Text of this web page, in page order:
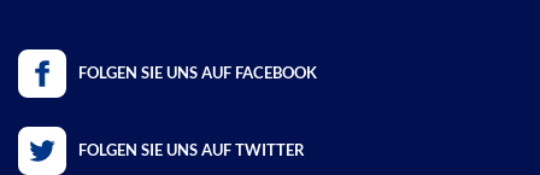
FOLGEN SIE UNS AUF FACEBOOK
FOLGEN SIE UNS AUF TWITTER